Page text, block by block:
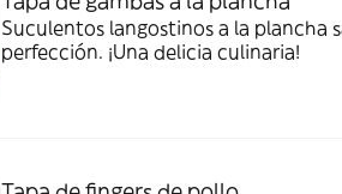
Suculentos langostinos a la plancha
perfección. ¡Una delicia culinaria!